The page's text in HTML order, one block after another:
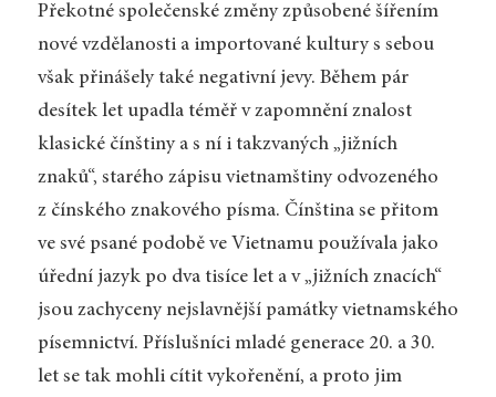
Překotné společenské změny způsobené šířením
nové vzdělanosti a importované kultury s sebou
však přinášely také negativní jevy. Během pár
desítek let upadla téměř v zapomnění znalost
klasické čínštiny a s ní i takzvaných „jižních
znaků“, starého zápisu vietnamštiny odvozeného
z čínského znakového písma. Čínština se přitom
ve své psané podobě ve Vietnamu používala jako
úřední jazyk po dva tisíce let a v „jižních znacích“
jsou zachyceny nejslavnější památky vietnamského
písemnictví. Příslušníci mladé generace 20. a 30.
let se tak mohli cítit vykořenění, a proto jim